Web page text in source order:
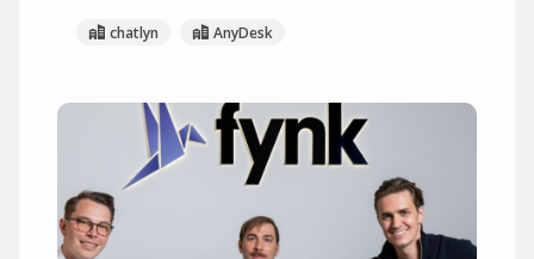
chatlyn AnyDesk